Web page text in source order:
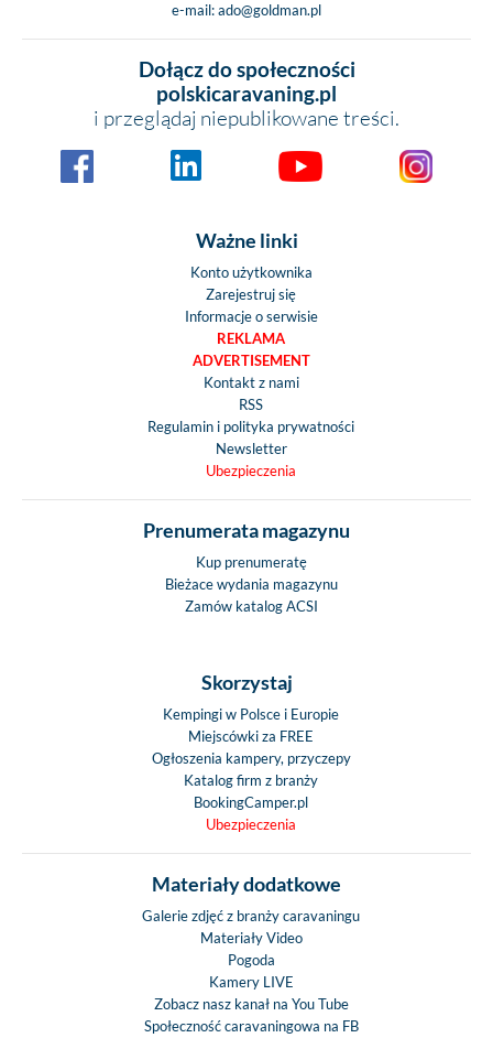
e-mail:ado@goldman.pl
Dołącz do społeczności
polskicaravaning.pl
i przeglądaj niepublikowane treści.
Ważne linki
Konto użytkownika
Zarejestruj się
Informacje o serwisie
REKLAMA
ADVERTISEMENT
Kontakt z nami
RSS
Regulamin i polityka prywatności
Newsletter
Ubezpieczenia
Prenumerata magazynu
Kup prenumeratę
Bieżace wydania magazynu
Zamów katalog ACSI
Skorzystaj
Kempingi w Polsce i Europie
Miejscówki za FREE
Ogłoszenia kampery, przyczepy
Katalog firm z branży
BookingCamper.pl
Ubezpieczenia
Materiały dodatkowe
Galerie zdjęć z branży caravaningu
Materiały Video
Pogoda
Kamery LIVE
Zobacz nasz kanał na You Tube
Społeczność caravaningowa na FB